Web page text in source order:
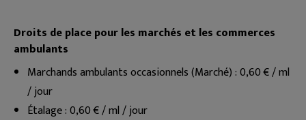
Droits de place pour les marchés et les commerces
ambulants
Marchands ambulants occasionnels (Marché) : 0,60 € / ml
/ jour
Étalage : 0,60 € / ml / jour